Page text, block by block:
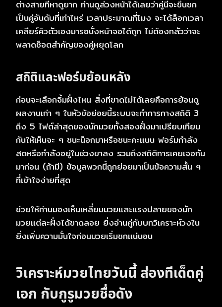
ต่างสายที่หาดูยาก ท่านดูล่วงหน้าได้เลยว่าคู่นี้จะขึ้นชก
เป็นคู่อันดับที่เท่าไหร่ เวลาประมาณกี่โมง จะได้ล็อกเวลา
เคลียร์คิวตัวเองมารอนั่งหน้าจอได้ถูก ไม่ต้องกลัวว่าจะ
พลาดช็อตสำคัญของคู่หยุดโลก
สถิติและฟอร์มย้อนหลัง
ก่อนจะเลือกจิ้มฝั่งไหน สิ่งที่ขาดไม่ได้เลยคือการย้อนดู
ผลงานเก่า ๆ ในหัวข้อย่อยนี้ระบบจะทำการกางสถิติ 3
ถึง 5 ไฟต์ล่าสุดของนักมวยทั้งสองฝั่งมาเปรียบเทียบ
กันให้เห็นจะ ๆ ชนะน็อกมาหรือชนะคะแนน ฟอร์มกำลัง
สดหรือกำลังอยู่ในช่วงขาลง รวมถึงสถิติการเคยเจอกัน
มาก่อน (ถ้ามี) ข้อมูลพวกนี้ถูกย่อยมาเป็นข้อความสั้น ๆ
ที่เข้าใจง่ายที่สุด
ช่วยให้ท่านมองเห็นเหลี่ยมมวยและแรงปลายของนัก
มวยแต่ละฝั่งได้ขาดลอย ยิ่งอ่านคู่กับบทวิเคราะห์วงใน
ยิ่งเพิ่มความมั่นใจก่อนมวยเริ่มชกแน่นอน
วิเคราะห์มวยไทยวันนี้ ส่องทีเด็ดคู่
เอก กับกูรูมวยชื่อดัง